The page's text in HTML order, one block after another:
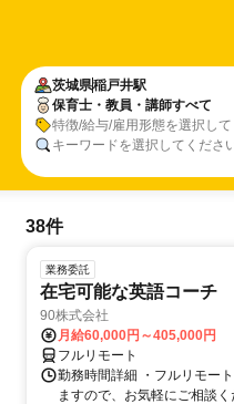
茨城県稲戸井駅
保育士・教員・講師すべて
特徴/給与/雇用形態を選択し
キーワードを選択してくださ
38件
業務委託
在宅可能な英語コーチ
90株式会社
月給60,000円～405,000円
フルリモート
勤務時間詳細 ・フルリモー
ますので、お気軽にご相談